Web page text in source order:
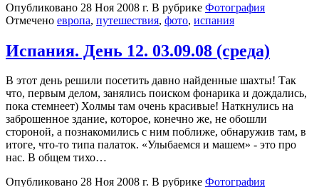
Опубликовано 28 Ноя 2008 г. В рубрике Фотография
Отмечено европа, путешествия, фото, испания
Испания. День 12. 03.09.08 (среда)
В этот день решили посетить давно найденные шахты! Так
что, первым делом, занялись поиском фонарика и дождались,
пока стемнеет) Холмы там очень красивые! Наткнулись на
заброшенное здание, которое, конечно же, не обошли
стороной, а познакомились с ним поближе, обнаружив там, в
итоге, что-то типа палаток. «Улыбаемся и машем» - это про
нас. В общем тихо…
Опубликовано 28 Ноя 2008 г. В рубрике Фотография